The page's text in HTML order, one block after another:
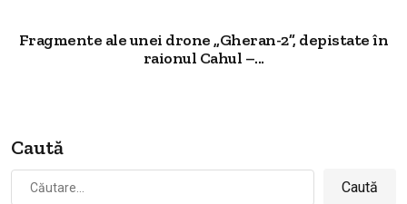
Fragmente ale unei drone „Gheran-2”, depistate în
raionul Cahul –...
Caută
Caută
după: